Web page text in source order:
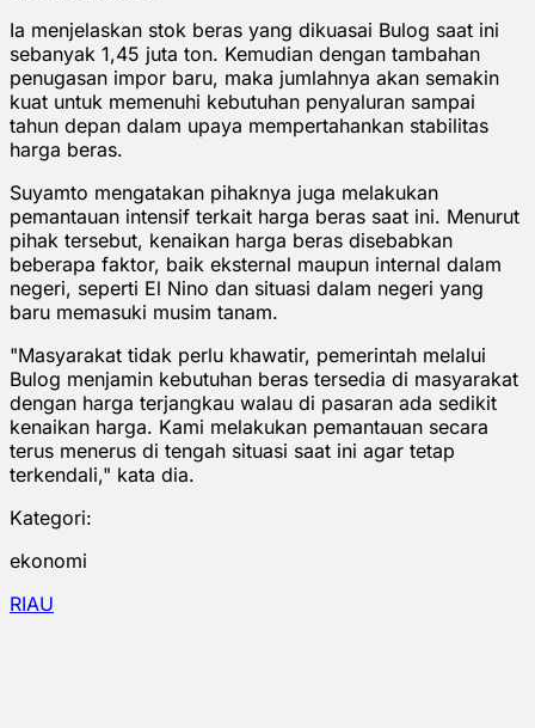
Ia menjelaskan stok beras yang dikuasai Bulog saat ini
sebanyak 1,45 juta ton. Kemudian dengan tambahan
penugasan impor baru, maka jumlahnya akan semakin
kuat untuk memenuhi kebutuhan penyaluran sampai
tahun depan dalam upaya mempertahankan stabilitas
harga beras.
Suyamto mengatakan pihaknya juga melakukan
pemantauan intensif terkait harga beras saat ini. Menurut
pihak tersebut, kenaikan harga beras disebabkan
beberapa faktor, baik eksternal maupun internal dalam
negeri, seperti El Nino dan situasi dalam negeri yang
baru memasuki musim tanam.
"Masyarakat tidak perlu khawatir, pemerintah melalui
Bulog menjamin kebutuhan beras tersedia di masyarakat
dengan harga terjangkau walau di pasaran ada sedikit
kenaikan harga. Kami melakukan pemantauan secara
terus menerus di tengah situasi saat ini agar tetap
terkendali," kata dia.
Kategori:
ekonomi
RIAU